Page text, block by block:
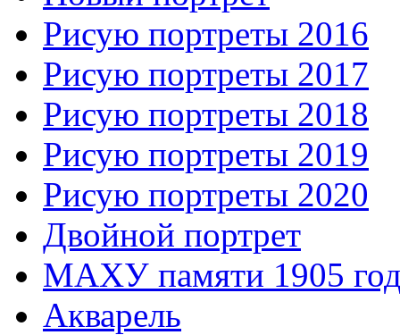
Рисую портреты 2016
Рисую портреты 2017
Рисую портреты 2018
Рисую портреты 2019
Рисую портреты 2020
Двойной портрет
МАХУ памяти 1905
Акварель